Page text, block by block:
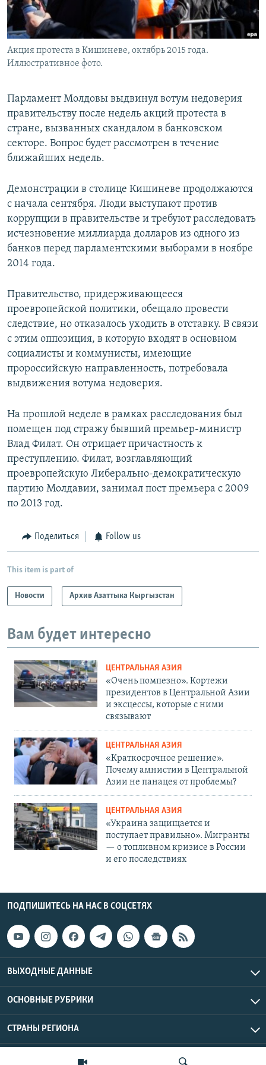
Акция протеста в Кишиневе, октябрь 2015 года.
Иллюстративное фото.
Парламент Молдовы выдвинул вотум недоверия
правительству после недель акций протеста в
стране, вызванных скандалом в банковском
секторе. Вопрос будет рассмотрен в течение
ближайших недель.
Демонстрации в столице Кишиневе продолжаются
с начала сентября. Люди выступают против
коррупции в правительстве и требуют расследовать
исчезновение миллиарда долларов из одного из
банков перед парламентскими выборами в ноябре
2014 года.
Правительство, придерживающееся
проевропейской политики, обещало провести
следствие, но отказалось уходить в отставку. В связи
с этим оппозиция, в которую входят в основном
социалисты и коммунисты, имеющие
пророссийскую направленность, потребовала
выдвижения вотума недоверия.
На прошлой неделе в рамках расследования был
помещен под стражу бывший премьер-министр
Влад Филат. Он отрицает причастность к
преступлению. Филат, возглавляющий
проевропейскую Либерально-демократическую
партию Молдавии, занимал пост премьера с 2009
по 2013 год.
Поделиться Follow us
This item is part of
Новости Архив Азаттыка Кыргызстан
Вам будет интересно
ЦЕНТРАЛЬНАЯ АЗИЯ
«Очень помпезно». Кортежи
президентов в Центральной Азии
и эксцессы, которые с ними
связывают
ЦЕНТРАЛЬНАЯ АЗИЯ
«Краткосрочное решение».
Почему амнистии в Центральной
Азии не панацея от проблемы?
ЦЕНТРАЛЬНАЯ АЗИЯ
«Украина защищается и
поступает правильно». Мигранты
— о топливном кризисе в России
и его последствиях
ПОДПИШИТЕСЬ НА НАС В СОЦСЕТЯХ
ВЫХОДНЫЕ ДАННЫЕ
ОСНОВНЫЕ РУБРИКИ
СТРАНЫ РЕГИОНА
Азаттык Азия © 2026 RFE/RL, Inc. | Все права защищены.